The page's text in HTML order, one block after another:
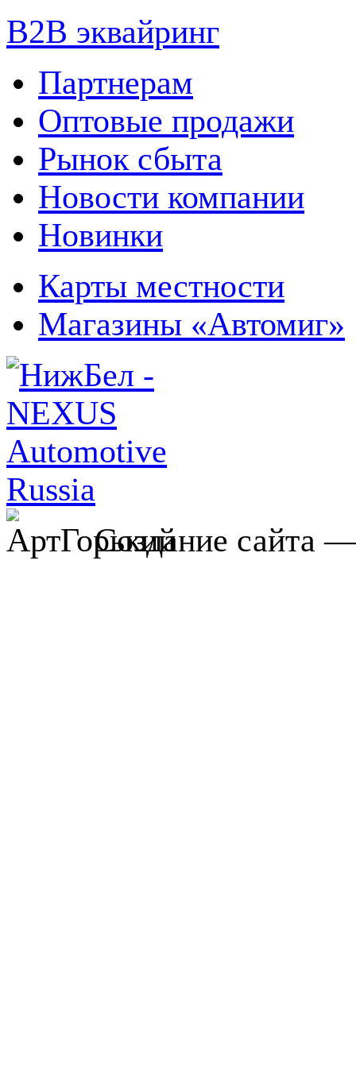
B2B эквайринг
Партнерам
Оптовые продажи
Рынок сбыта
Новости компании
Новинки
Карты местности
Магазины «Автомиг»
Создание сайта